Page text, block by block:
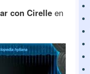
con Cirelle en